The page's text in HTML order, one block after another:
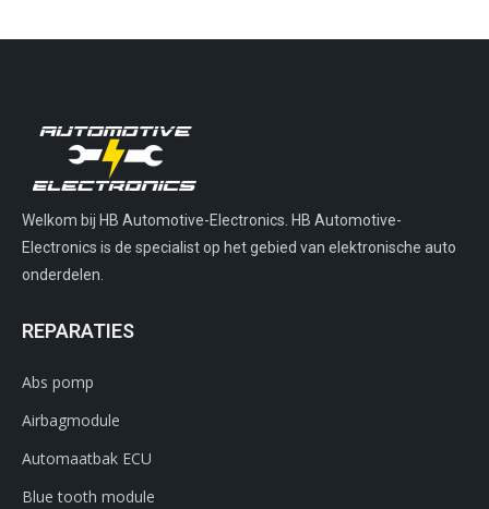
Welkom bij HB Automotive-Electronics. HB Automotive-
Electronics is de specialist op het gebied van elektronische auto
onderdelen.
REPARATIES
Abs pomp
Airbagmodule
Automaatbak ECU
Blue tooth module